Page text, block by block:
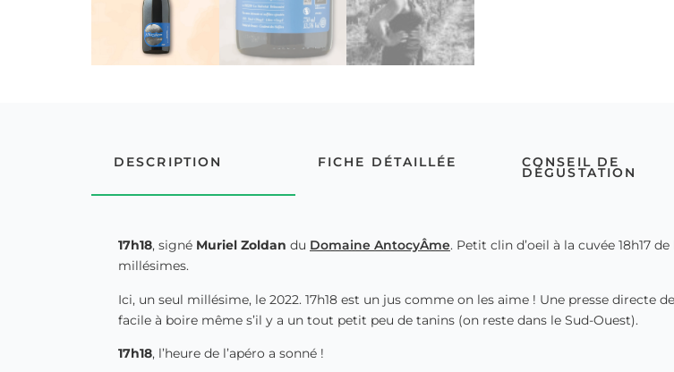
DESCRIPTION FICHE DÉTAILLÉE CONSEIL DE
DÉGUSTATION
17h18, signé Muriel Zoldan du Domaine AntocyÂme. Petit clin d’oeil à la cuvée 18h17
millésimes.
Ici, un seul millésime, le 2022. 17h18 est un jus comme on les aime ! Une presse directe
facile à boire même s’il y a un tout petit peu de tanins (on reste dans le Sud-Ouest).
17h18, l’heure de l’apéro a sonné !